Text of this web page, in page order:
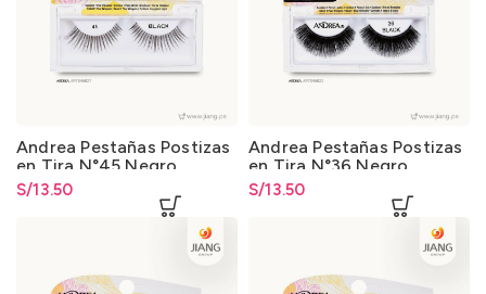
Andrea Pestañas Postizas
en Tira N°45 Negro
S/13.50
Andrea Pestañas Postizas
en Tira N°36 Negro
S/13.50